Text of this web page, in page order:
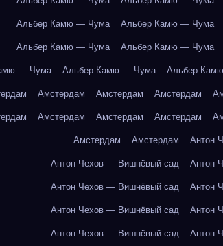
Альбер Камю — Чума Альбер Камю — Чума
Альбер Камю — Чума Альбер Камю — Чума
— Чума Альбер Камю — Чума Альбер
Амстердам Амстердам Амстердам
Амстердам Амстердам Амстердам
Амстердам Амстердам Антон
Антон Чехов — Вишнёвый сад Антон
Антон Чехов — Вишнёвый сад Антон
Антон Чехов — Вишнёвый сад Антон
Антон Чехов — Вишнёвый сад Антон